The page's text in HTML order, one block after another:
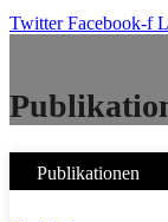
Twitter Facebook-f
Publikationen